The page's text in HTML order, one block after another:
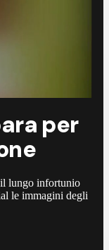
per
lungo infortunio
le immagini degli